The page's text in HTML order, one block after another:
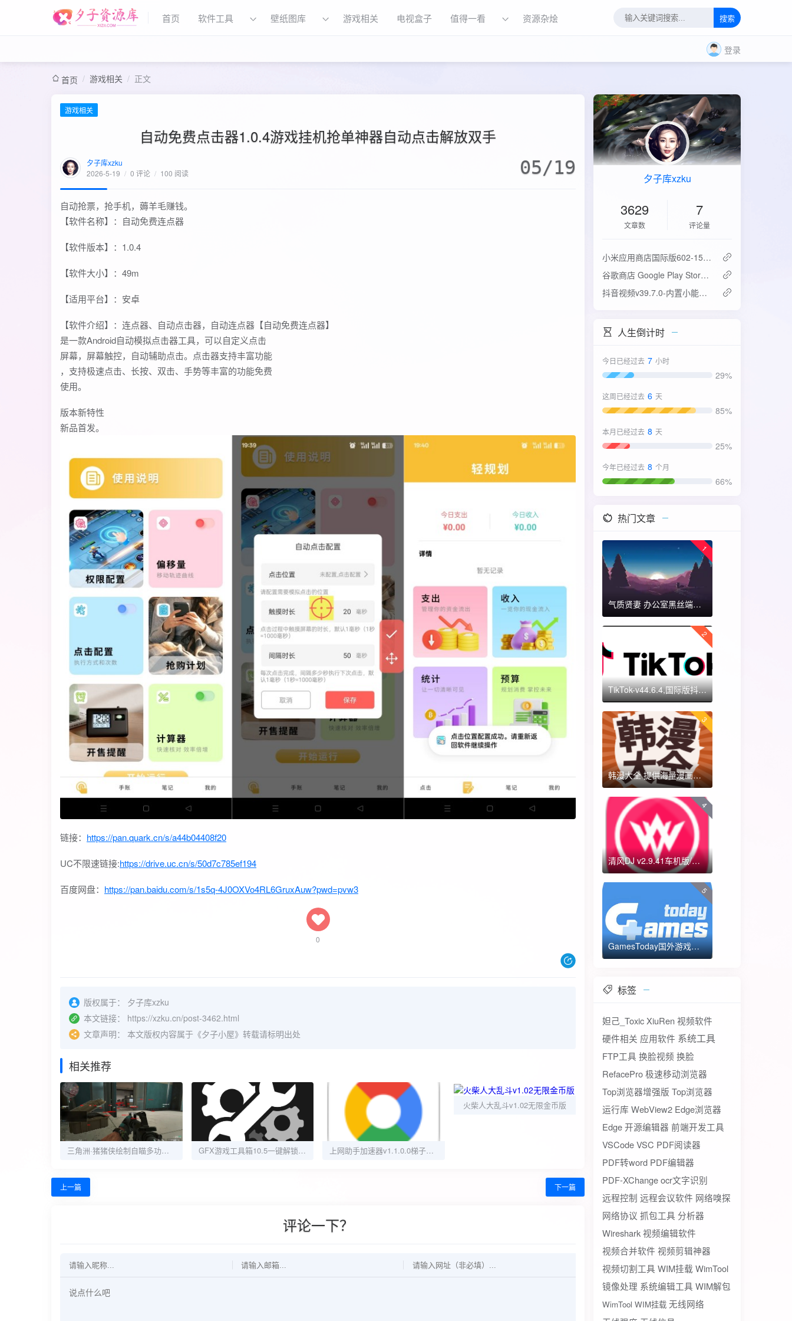
首页 软件工具 壁纸图库 游戏相关 电视盒子 值得一看 资源杂烩 搜索
登录
首页 / 游戏相关 / 正文
游戏相关
自动免费点击器1.0.4游戏挂机抢单神器自动点击解放双手
夕子库xzku
2026-5-19 / 0 评论 / 100 阅读 05/19
自动抢票，抢手机，薅羊毛赚钱。
【软件名称】：自动免费连点器
【软件版本】：1.0.4
【软件大小】：49m
【适用平台】：安卓
【软件介绍】：连点器、自动点击器，自动连点器【自动免费连点器】
是一款Android自动模拟点击器工具，可以自定义点击
屏幕，屏幕触控，自动辅助点击。点击器支持丰富功能
，支持极速点击、长按、双击、手势等丰富的功能免费
使用。
版本新特性
新品首发。
链接： https://pan.quark.cn/s/a44b04408f20
UC不限速链接:https://drive.uc.cn/s/50d7c785ef194
百度网盘： https://pan.baidu.com/s/1s5q-4J0OXVo4RL6GruxAuw?pwd=pvw3
0
版权属于：
夕子库xzku
本文链接：
https://xzku.cn/post-3462.html
文章声明：
本文版权内容属于《夕子小屋》转载请标明出处
相关推荐
三角洲·猪猪侠绘制自瞄多功能辅助 GFX游戏工具箱10.5一键解锁高帧率画质 上网助手加速器v1.1.0.0梯子畅游全球网络
火柴人大乱斗v1.02无限金币版
上一篇 下一篇
评论一下？
夕子库xzku
3629
文章数
7
评论量
‌小米应用商店国际版602-15.6.0.2：免登录直下，比谷歌商店快3倍！
谷歌商店 Google Play Store v52.4.42-31版
抖音视频v39.7.0-内置小能手2.0.7模块
人生倒计时
今日已经过去 7 小时
29%
这周已经过去 6 天
85%
本月已经过去 8 天
25%
今年已经过去 8 个月
66%
热门文章
1
气质贤妻 办公室黑丝端木蓉 国漫女神 ​​​
2
TikTok-v44.6.4,国际版抖音海外畅享,免拔卡体验!附保姆级详细使用指南
3
韩漫大全 提供海量漫画资源
4
清风DJ v2.9.41车机版/手机版-全方位DJ舞曲
5
GamesToday国外游戏下载器 不需要T子
标签
妲己_ToxicXiuRen 视频软件
硬件相关 应用软件 系统工具
FTP工具 换脸视频 换脸
RefacePro极速移动浏览器
Top浏览器增强版 Top浏览器
运行库 WebView2 Edge浏览器
Edge开源编辑器 前端开发工具
VSCodeVSC PDF阅读器
PDF转word PDF编辑器
PDF-XChangeocr文字识别
远程控制 远程会议软件 网络嗅探
网络协议 抓包工具 分析器
Wireshark视频编辑软件
视频合并软件 视频剪辑神器
视频切割工具 WIM挂载 WimTool
镜像处理 系统编辑工具 WIM解包
WimTool WIM挂载 无线网络